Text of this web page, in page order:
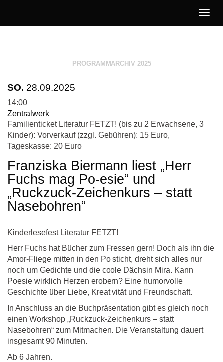
PROGRAMMARCHIV 2025
SO. 28.09.2025
14:00
Zentralwerk
Familienticket Literatur FETZT! (bis zu 2 Erwachsene, 3
Kinder): Vorverkauf (zzgl. Gebühren): 15 Euro,
Tageskasse: 20 Euro
Franziska Biermann liest „Herr
Fuchs mag Po-esie“ und
„Ruckzuck-Zeichenkurs – statt
Nasebohren“
Kinderlesefest Literatur FETZT!
Herr Fuchs hat Bücher zum Fressen gern! Doch als ihn die
Amor-Fliege mitten in den Po sticht, dreht sich alles nur
noch um Gedichte und die coole Dächsin Mira. Kann
Poesie wirklich Herzen erobern? Eine humorvolle
Geschichte über Liebe, Kreativität und Freundschaft.
In Anschluss an die Buchpräsentation gibt es gleich noch
einen Workshop „Ruckzuck-Zeichenkurs – statt
Nasebohren“ zum Mitmachen. Die Veranstaltung dauert
insgesamt 90 Minuten.
Ab 6 Jahren.